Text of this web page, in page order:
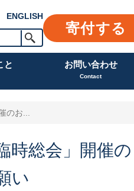
ENGLISH
寄付する
と お問い合わせ
Contact
のお...
時総会」開催の
い